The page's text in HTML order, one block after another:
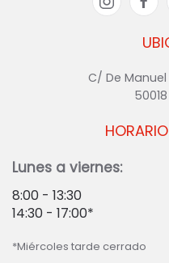
C/ De
Lunes a viernes:
8:00 - 13:30
14:30 - 17:00*
*Miércoles tarde cerrado